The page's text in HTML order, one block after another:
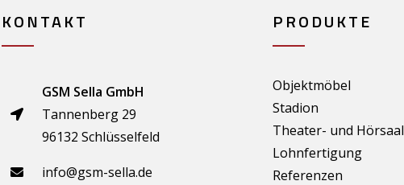
KONTAKT
GSM Sella GmbH
Tannenberg 29
96132 Schlüsselfeld
info@gsm-sella.de
PRODUKTE
Objektmöbel
Stadion
Theater- und Hörsaal
Lohnfertigung
Referenzen